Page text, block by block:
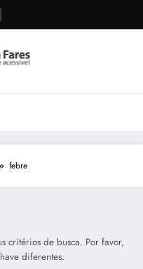
febre
critérios de busca. Por favor,
diferentes.